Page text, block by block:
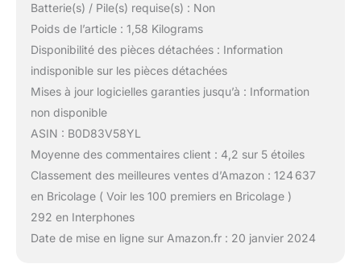
Batterie(s) / Pile(s) requise(s) : Non
Poids de l’article : 1,58 Kilograms
Disponibilité des pièces détachées : Information
indisponible sur les pièces détachées
Mises à jour logicielles garanties jusqu’à : Information
non disponible
ASIN : B0D83V58YL
Moyenne des commentaires client : 4,2 sur 5 étoiles
Classement des meilleures ventes d’Amazon : 124 637
en Bricolage ( Voir les 100 premiers en Bricolage )
292 en Interphones
Date de mise en ligne sur Amazon.fr : 20 janvier 2024